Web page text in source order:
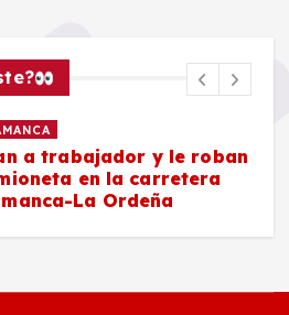
a trabajador y le roban
en la carretera
La Ordeña